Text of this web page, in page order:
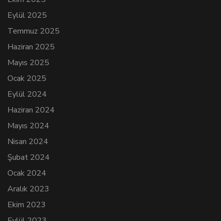
Eylül 2025
Temmuz 2025
Haziran 2025
Mayıs 2025
Ocak 2025
Eylül 2024
Haziran 2024
Mayıs 2024
Nisan 2024
Şubat 2024
Ocak 2024
Aralık 2023
Ekim 2023